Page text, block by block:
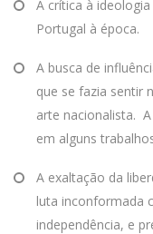
A crítica à
Portugal à época.
A busca de
que se fazia sentir
arte nacionalista.
em alguns
A exaltação da
luta inconformada
independência, e